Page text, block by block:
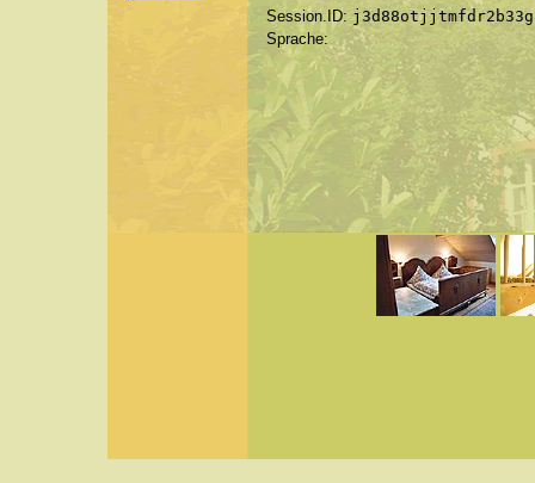
Session.ID:
Sprache: